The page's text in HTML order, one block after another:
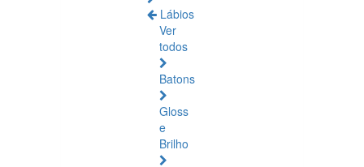
Lábios
Ver
todos
Batons
Gloss
e
Brilho